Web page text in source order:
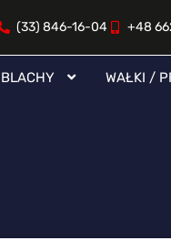
(33) 846-16-04 +48
BLACHY WAŁKI /